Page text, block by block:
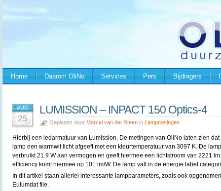
Home Daarom OliNo Services Pers Bijdragers
AUG
25
LUMISSION – INPACT 150 Optics-4
Geplaatst door Marcel van der Steen in Lampmetingen
Hierbij een ledarmatuur van Lumission. De metingen van OliNo laten zien dat
lamp een warmwit licht afgeeft met een kleurtemperatuur van 3097 K. De lamp
verbruikt 21.9 W aan vermogen en geeft hiermee een lichtstroom van 2221
efficiency komt hiermee op 101 lm/W. De lamp valt in de energie label
In dit artikel staan allerlei interessante lampparameters, zoals ook
Eulumdat file.